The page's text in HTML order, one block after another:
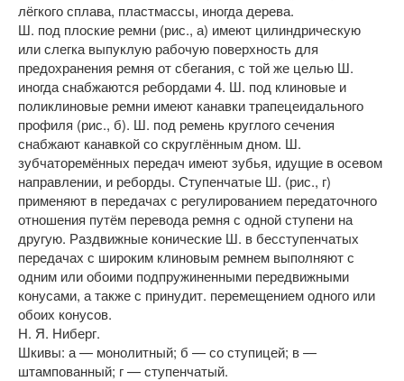
лёгкого сплава, пластмассы, иногда дерева.
Ш. под плоские ремни (рис., а) имеют цилиндрическую
или слегка выпуклую рабочую поверхность для
предохранения ремня от сбегания, с той же целью Ш.
иногда снабжаются ребордами 4. Ш. под клиновые и
поликлиновые ремни имеют канавки трапецеидального
профиля (рис., б). Ш. под ремень круглого сечения
снабжают канавкой со скруглённым дном. Ш.
зубчаторемённых передач имеют зубья, идущие в осевом
направлении, и реборды. Ступенчатые Ш. (рис., г)
применяют в передачах с регулированием передаточного
отношения путём перевода ремня с одной ступени на
другую. Раздвижные конические Ш. в бесступенчатых
передачах с широким клиновым ремнем выполняют с
одним или обоими подпружиненными передвижными
конусами, а также с принудит. перемещением одного или
обоих конусов.
Н. Я. Ниберг.
Шкивы: а — монолитный; б — со ступицей; в —
штампованный; г — ступенчатый.